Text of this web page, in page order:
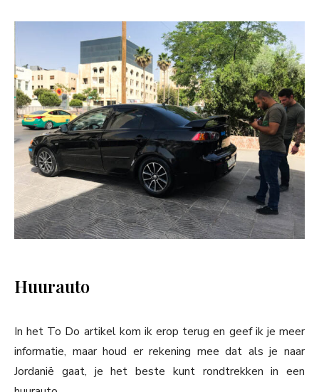
Huurauto
In het To Do artikel kom ik erop terug en geef ik je meer
informatie, maar houd er rekening mee dat als je naar
Jordanië gaat, je het beste kunt rondtrekken in een